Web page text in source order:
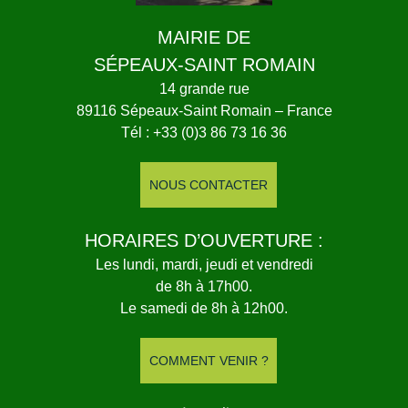
MAIRIE DE
SÉPEAUX-SAINT ROMAIN
14 grande rue
89116 Sépeaux-Saint Romain – France
Tél : +33 (0)3 86 73 16 36
NOUS CONTACTER
HORAIRES D’OUVERTURE :
Les lundi, mardi, jeudi et vendredi
de 8h à 17h00.
Le samedi de 8h à 12h00.
COMMENT VENIR ?